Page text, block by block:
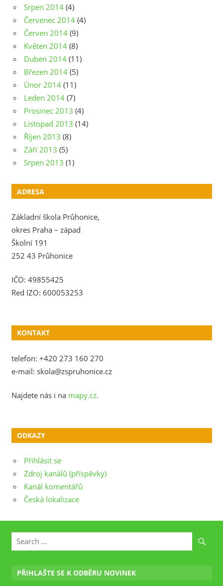
Srpen 2014 (4)
Červenec 2014 (4)
Červen 2014 (9)
Květen 2014 (8)
Duben 2014 (11)
Březen 2014 (5)
Únor 2014 (11)
Leden 2014 (7)
Prosinec 2013 (4)
Listopad 2013 (14)
Říjen 2013 (8)
Září 2013 (5)
Srpen 2013 (1)
ADRESA
Základní škola Průhonice,
okres Praha – západ
Školní 191
252 43 Průhonice
IČO: 49855425
Red IZO: 600053253
KONTAKT
telefon: +420 273 160 270
e-mail: skola@zspruhonice.cz
Najdete nás i na mapy.cz.
ODKAZY
Přihlásit se
Zdroj kanálů (příspěvky)
Kanál komentářů
Česká lokalizace
PŘIHLAŠTE SE K ODBĚRU NOVINEK